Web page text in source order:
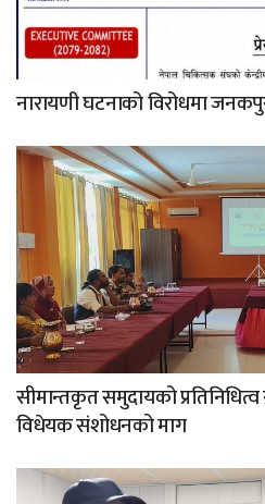
नारायणी घटनाको विरोधमा
सीमान्तकृत समुदायको प्रतिनिधित्व
विधेयक संशोधनको माग